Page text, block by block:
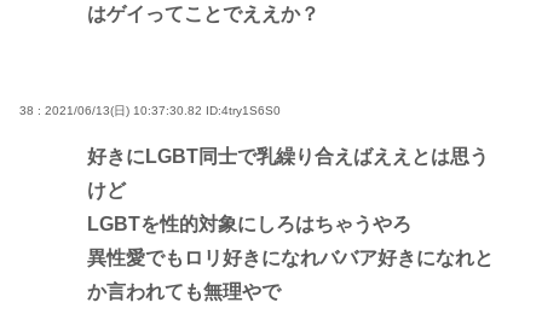
はゲイってことでええか？
38 : 2021/06/13(日) 10:37:30.82 ID:4try1S6S0
好きにLGBT同士で乳繰り合えばええとは思う
けど
LGBTを性的対象にしろはちゃうやろ
異性愛でもロリ好きになれババア好きになれと
か言われても無理やで